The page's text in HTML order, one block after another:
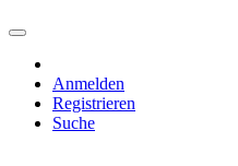
Anmelden
Registrieren
Suche